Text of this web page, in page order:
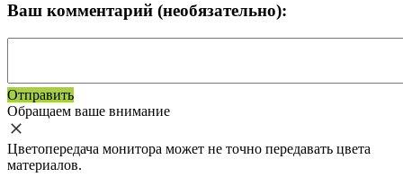
Ваш комментарий (необязательно):
Отправить
Обращаем ваше внимание
Цветопередача монитора может не точно передавать цвета
материалов.